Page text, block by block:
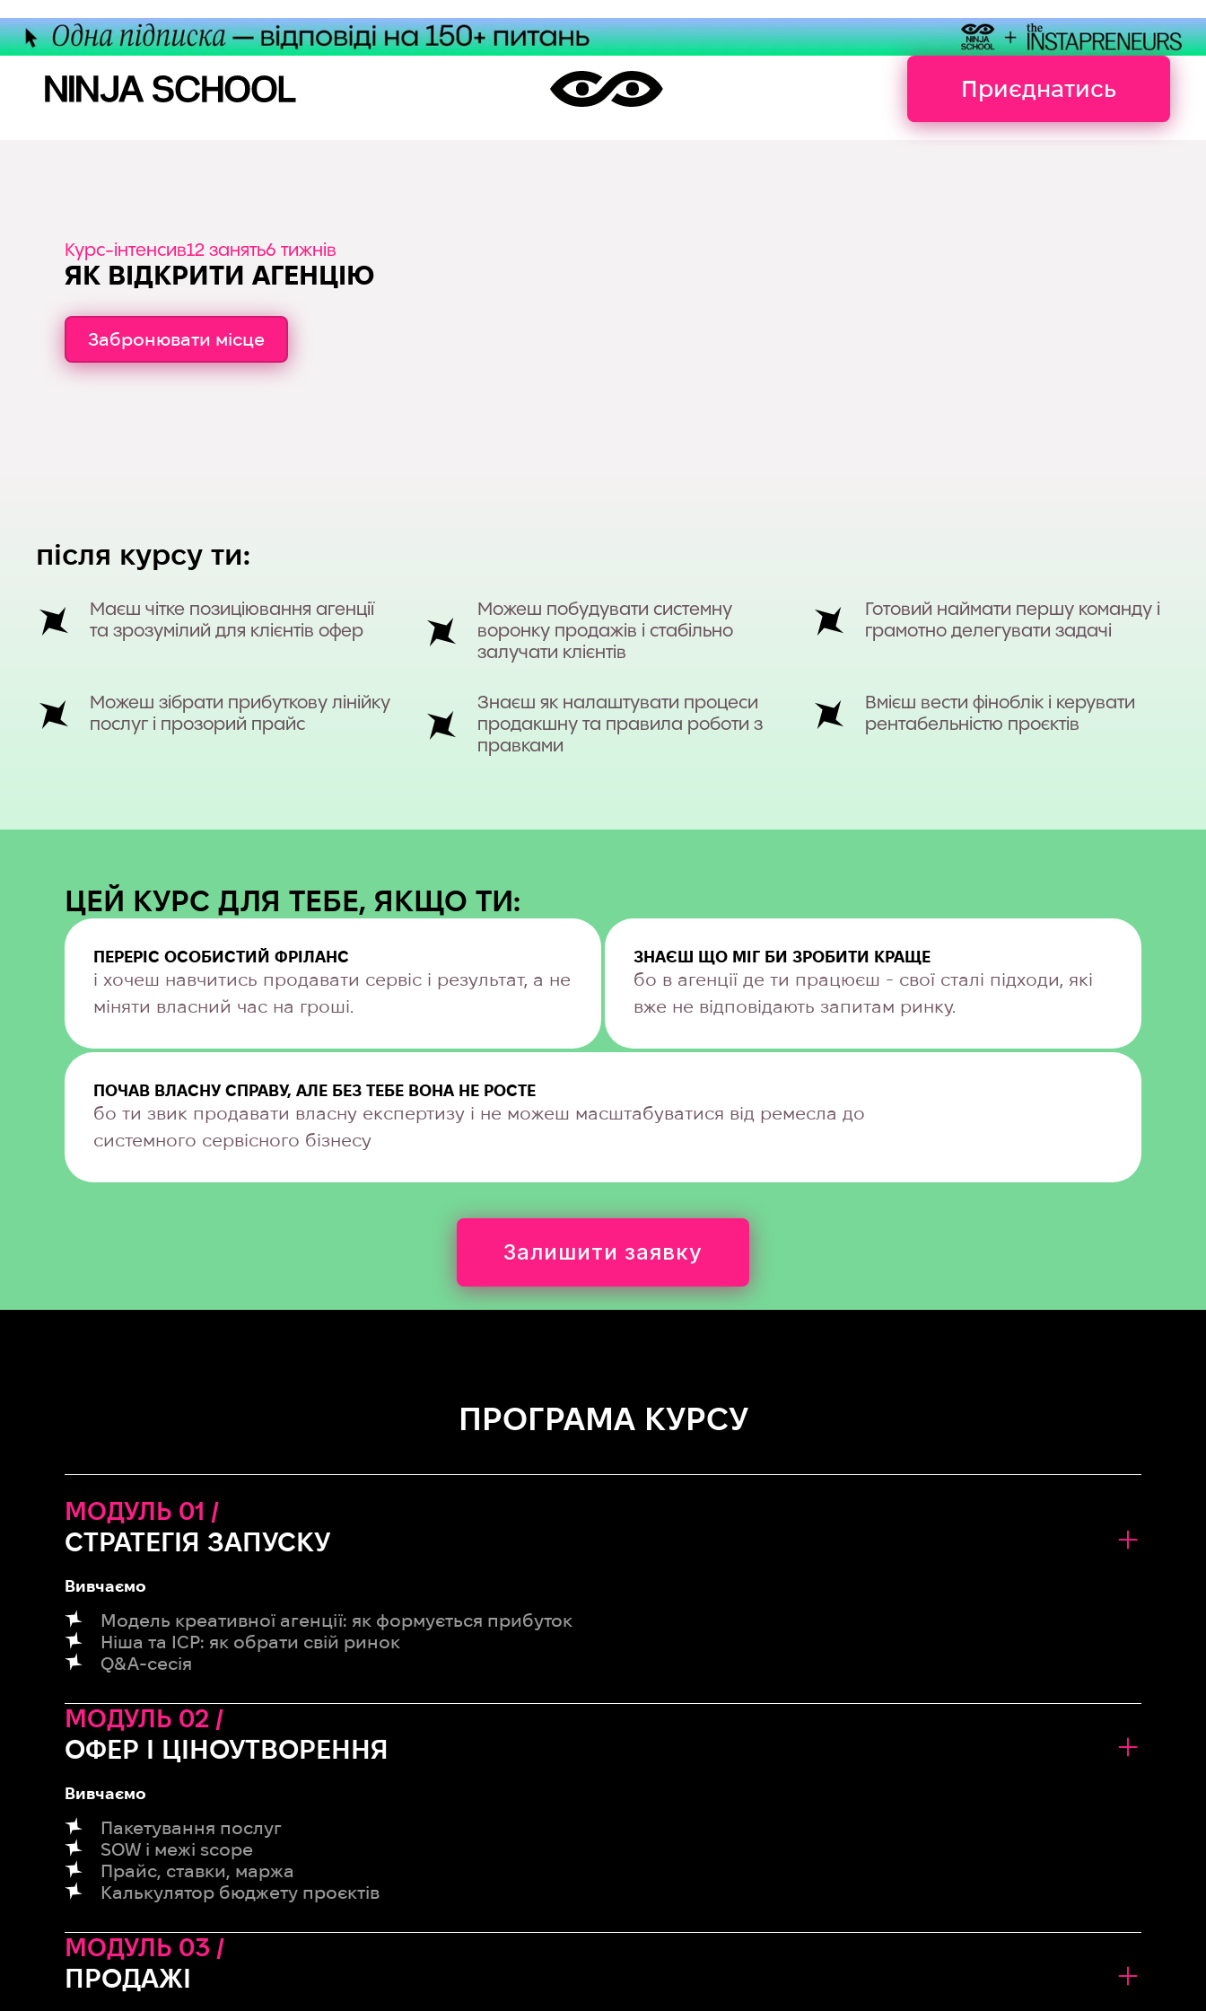
Приєднатись
Курс-інтенсив12 занять6 тижнів
ЯК ВІДКРИТИ АГЕНЦІЮ
Забронювати місце
після курсу ти:
Маєш чітке позиціювання агенції
та зрозумілий для клієнтів офер
Можеш побудувати системну
воронку продажів і стабільно
залучати клієнтів
Готовий наймати першу команду і
грамотно делегувати задачі
Можеш зібрати прибуткову лінійку
послуг і прозорий прайс
Знаєш як налаштувати процеси
продакшну та правила роботи з
правками
Вмієш вести фіноблік і керувати
рентабельністю проєктів
ЦЕЙ КУРС ДЛЯ ТЕБЕ, ЯКЩО ТИ:
ПЕРЕРІС ОСОБИСТИЙ ФРІЛАНС
і хочеш навчитись продавати сервіс і результат, а не
міняти власний час на гроші.
ЗНАЄШ ЩО МІГ БИ ЗРОБИТИ КРАЩЕ
бо в агенції де ти працюєш - свої сталі підходи, які
вже не відповідають запитам ринку.
ПОЧАВ ВЛАСНУ СПРАВУ, АЛЕ БЕЗ ТЕБЕ ВОНА НЕ РОСТЕ
бо ти звик продавати власну експертизу і не можеш масштабуватися від ремесла до
системного сервісного бізнесу
Залишити заявку
ПРОГРАМА КУРСУ
МОДУЛЬ 01 /
СТРАТЕГІЯ ЗАПУСКУ
Вивчаємо
Модель креативної агенції: як формується прибуток
Ніша та ICP: як обрати свій ринок
Q&A-сесія
МОДУЛЬ 02 /
ОФЕР І ЦІНОУТВОРЕННЯ
Вивчаємо
Пакетування послуг
SOW і межі scope
Прайс, ставки, маржа
Калькулятор бюджету проєктів
МОДУЛЬ 03 /
ПРОДАЖІ